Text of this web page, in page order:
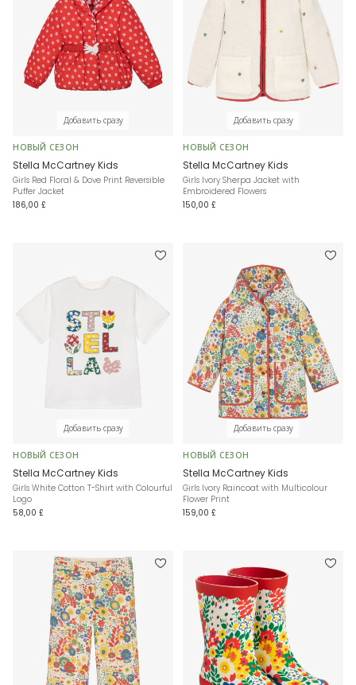
Добавить сразу
НОВЫЙ СЕЗОН
Stella McCartney Kids
Girls Red Floral & Dove Print Reversible
Puffer Jacket
186,00 £
Добавить сразу
НОВЫЙ СЕЗОН
Stella McCartney Kids
Girls Ivory Sherpa Jacket with
Embroidered Flowers
150,00 £
Добавить сразу
НОВЫЙ СЕЗОН
Stella McCartney Kids
Girls White Cotton T-Shirt with Colourful
Logo
58,00 £
Добавить сразу
НОВЫЙ СЕЗОН
Stella McCartney Kids
Girls Ivory Raincoat with Multicolour
Flower Print
159,00 £